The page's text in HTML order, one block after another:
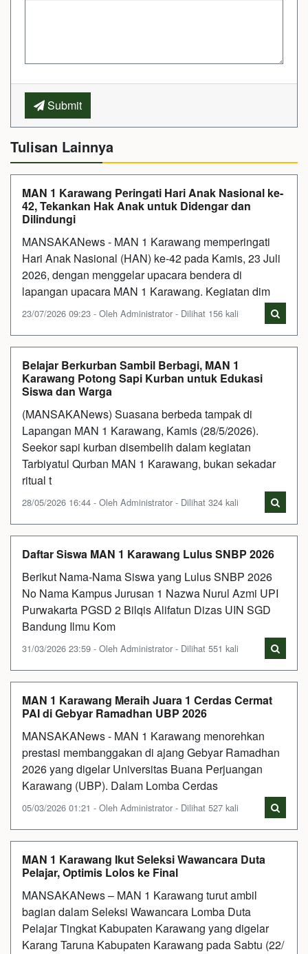
Submit
Tulisan Lainnya
MAN 1 Karawang Peringati Hari Anak Nasional ke-
42, Tekankan Hak Anak untuk Didengar dan
Dilindungi
MANSAKANews - MAN 1 Karawang memperingati
Hari Anak Nasional (HAN) ke-42 pada Kamis, 23 Juli
2026, dengan menggelar upacara bendera di
lapangan upacara MAN 1 Karawang. Kegiatan dim
23/07/2026 09:23 - Oleh Administrator - Dilihat 156 kali
Belajar Berkurban Sambil Berbagi, MAN 1
Karawang Potong Sapi Kurban untuk Edukasi
Siswa dan Warga
(MANSAKANews) Suasana berbeda tampak di
Lapangan MAN 1 Karawang, Kamis (28/5/2026).
Seekor sapi kurban disembelih dalam kegiatan
Tarbiyatul Qurban MAN 1 Karawang, bukan sekadar
ritual t
28/05/2026 16:44 - Oleh Administrator - Dilihat 324 kali
Daftar Siswa MAN 1 Karawang Lulus SNBP 2026
Berikut Nama-Nama Siswa yang Lulus SNBP 2026
No Nama Kampus Jurusan 1 Nazwa Nurul Azmi UPI
Purwakarta PGSD 2 Bilqis Alifatun Dizas UIN SGD
Bandung Ilmu Kom
31/03/2026 23:59 - Oleh Administrator - Dilihat 551 kali
MAN 1 Karawang Meraih Juara 1 Cerdas Cermat
PAI di Gebyar Ramadhan UBP 2026
MANSAKANews - MAN 1 Karawang menorehkan
prestasi membanggakan di ajang Gebyar Ramadhan
2026 yang digelar Universitas Buana Perjuangan
Karawang (UBP). Dalam Lomba Cerdas
05/03/2026 01:21 - Oleh Administrator - Dilihat 527 kali
MAN 1 Karawang Ikut Seleksi Wawancara Duta
Pelajar, Optimis Lolos ke Final
MANSAKANews – MAN 1 Karawang turut ambil
bagian dalam Seleksi Wawancara Lomba Duta
Pelajar Tingkat Kabupaten Karawang yang digelar
Karang Taruna Kabupaten Karawang pada Sabtu (22/